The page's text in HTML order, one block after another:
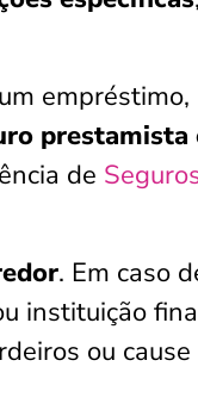
empréstimo,
prestamista
de
. Em caso
instituição
ou